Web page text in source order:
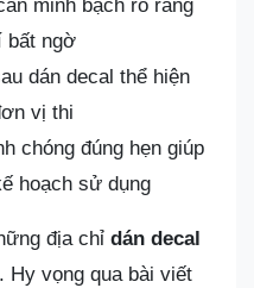
minh bạch rõ ràng
bất ngờ
dán decal thể hiện
vị thi
chóng đúng hẹn giúp
hoạch sử dụng
địa chỉ dán decal
Hy vọng qua bài viết